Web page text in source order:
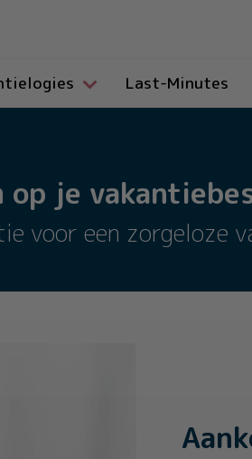
Last-Minutes
op je
voor een zorgeloze